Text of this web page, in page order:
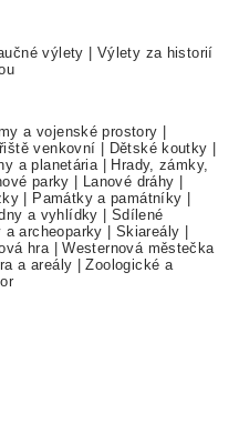
výlety
Výlety za historií
a vojenské prostory
venkovní Dětské koutky
a planetária
Hrady, zámky,
parky Lanové dráhy
Památky a památníky
a vyhlídky
Sdílené
a archeoparky Skiareály
hra |Westernová městečka
a areály |Zoologické a